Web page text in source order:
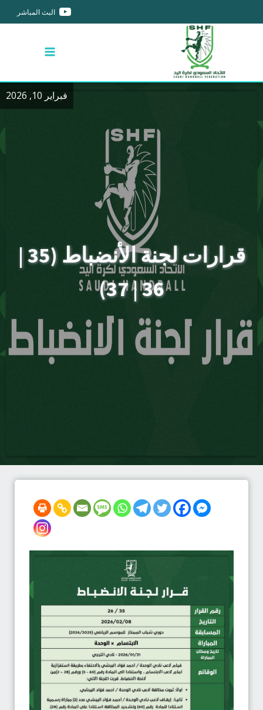
البث المباشر
فبراير 10, 2026
قرارات لجنة الأنضباط (35 |
36 | 37)